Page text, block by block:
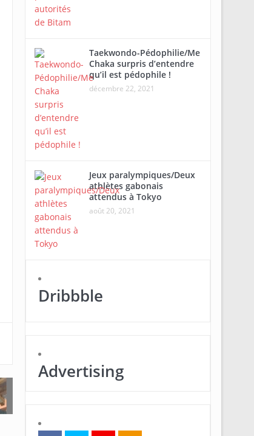
Taekwondo-Pédophilie/Me
Chaka surpris d’entendre
qu’il est pédophile !
décembre 22, 2021
Jeux paralympiques/Deux
athlètes gabonais
attendus à Tokyo
août 20, 2021
Dribbble
Advertising